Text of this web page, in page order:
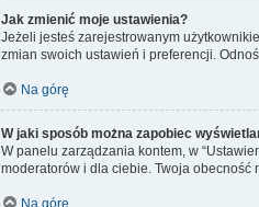
Jak zmienić moje ustawienia?
Jeżeli jesteś zarejestrowanym
zmian swoich ustawień i preferencji.
Na górę
W jaki sposób można zapobiec
W panelu zarządzania kontem, w
moderatorów i dla ciebie. Twoja obecność
Na górę